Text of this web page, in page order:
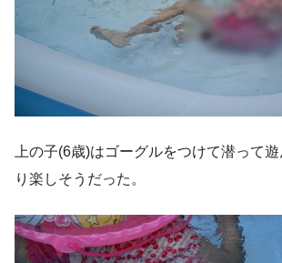
上の子(6歳)はゴーグルをつけて潜って
り楽しそうだった。